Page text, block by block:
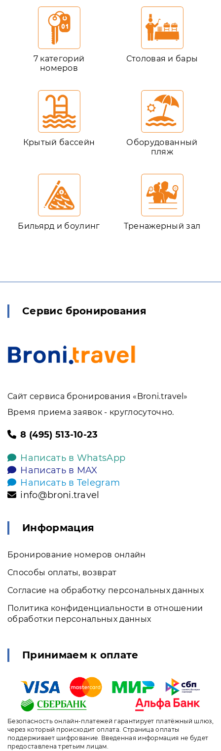
7 категорий
номеров
Столовая и бары
Крытый бассейн
Оборудованный
пляж
Бильярд и боулинг Тренажерный зал
Сервис бронирования
Сайт сервиса бронирования «Broni.travel»
Время приема заявок - круглосуточно.
8 (495) 513-10-23
Написать в WhatsApp
Написать в MAX
Написать в Telegram
info@broni.travel
Информация
Бронирование номеров онлайн
Способы оплаты, возврат
Согласие на обработку персональных данных
Политика конфиденциальности в отношении
обработки персональных данных
Принимаем к оплате
Безопасность онлайн-платежей гарантирует платёжный шлюз,
через который происходит оплата. Страница оплаты
поддерживает шифрование. Введенная информация не будет
предоставлена третьим лицам.